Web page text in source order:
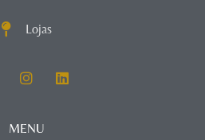
Lojas
MENU